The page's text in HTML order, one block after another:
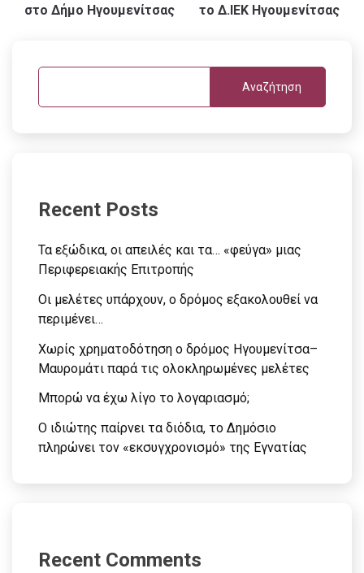
στο Δήμο Ηγουμενίτσας
το Δ.ΙΕΚ Ηγουμενίτσας
Αναζήτηση
Recent Posts
Τα εξώδικα, οι απειλές και τα… «φεύγα» μιας
Περιφερειακής Επιτροπής
Οι μελέτες υπάρχουν, ο δρόμος εξακολουθεί να
περιμένει…
Χωρίς χρηματοδότηση ο δρόμος Ηγουμενίτσα–
Μαυρομάτι παρά τις ολοκληρωμένες μελέτες
Μπορώ να έχω λίγο το λογαριασμό;
Ο ιδιώτης παίρνει τα διόδια, το Δημόσιο
πληρώνει τον «εκσυγχρονισμό» της Εγνατίας
Recent Comments